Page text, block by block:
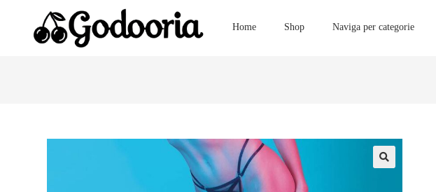
Home Shop Naviga per categorie